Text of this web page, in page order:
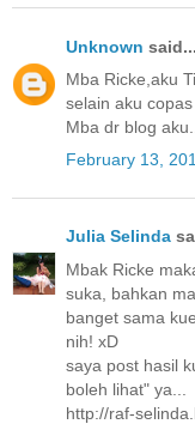
Unknown said...
Mba Ricke,aku
selain aku
Mba dr blog
February 13,
Julia Selinda
Mbak Ricke
suka, bahkan
banget sama
nih! xD
saya post hasil
boleh lihat" ya...
http://raf-